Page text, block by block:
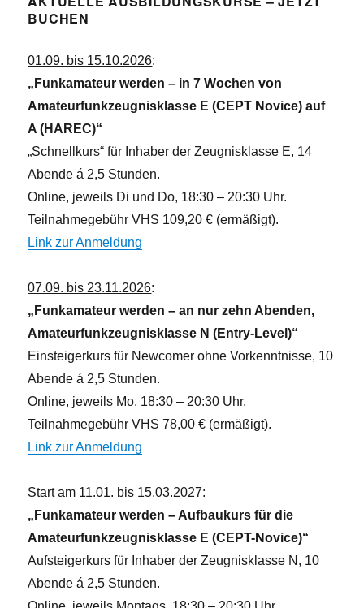
BUCHEN
01.09. bis 15.10.2026:
„Funkamateur werden – in 7 Wochen von
Amateurfunkzeugnisklasse E (CEPT Novice) auf
A (HAREC)“
„Schnellkurs“ für Inhaber der Zeugnisklasse E, 14
Abende á 2,5 Stunden.
Online, jeweils Di und Do, 18:30 – 20:30 Uhr.
Teilnahmegebühr VHS 109,20 € (ermäßigt).
Link zur Anmeldung
07.09. bis 23.11.2026:
„Funkamateur werden – an nur zehn Abenden,
Amateurfunkzeugnisklasse N (Entry-Level)“
Einsteigerkurs für Newcomer ohne Vorkenntnisse, 10
Abende á 2,5 Stunden.
Online, jeweils Mo, 18:30 – 20:30 Uhr.
Teilnahmegebühr VHS 78,00 € (ermäßigt).
Link zur Anmeldung
Start am 11.01. bis 15.03.2027:
„Funkamateur werden – Aufbaukurs für die
Amateurfunkzeugnisklasse E (CEPT-Novice)“
Aufsteigerkurs für Inhaber der Zeugnisklasse N, 10
Abende á 2,5 Stunden.